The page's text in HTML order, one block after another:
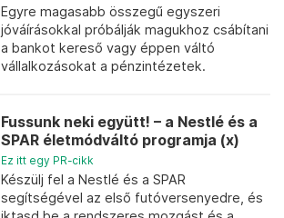
Egyre magasabb összegű egyszeri
jóváírásokkal próbálják magukhoz csábítani
a bankot kereső vagy éppen váltó
vállalkozásokat a pénzintézetek.
Fussunk neki együtt! – a Nestlé és a
SPAR életmódváltó programja (x)
Ez itt egy PR-cikk
Készülj fel a Nestlé és a SPAR
segítségével az első futóversenyedre, és